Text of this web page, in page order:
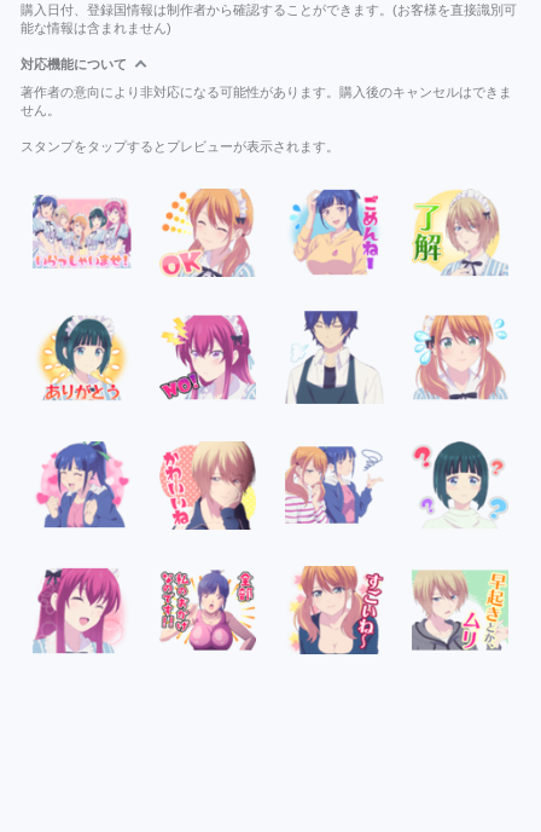
購入日付、登録国情報は制作者から確認することができます。(お客様を直接識別可
能な情報は含まれません)
対応機能について
著作者の意向により非対応になる可能性があります。購入後のキャンセルはできま
せん。
スタンプをタップするとプレビューが表示されます。